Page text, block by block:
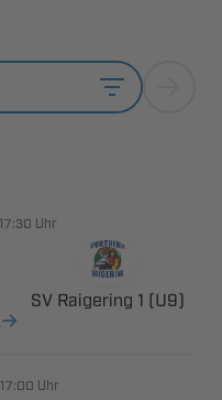
 Uhr
   
 Uhr